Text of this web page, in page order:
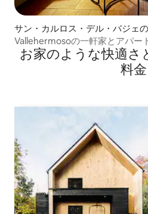
サン・カルロス・デル・バジェ
Vallehermosoの一軒家とアパー
お家のような快⁠適⁠さ⁠
料⁠金